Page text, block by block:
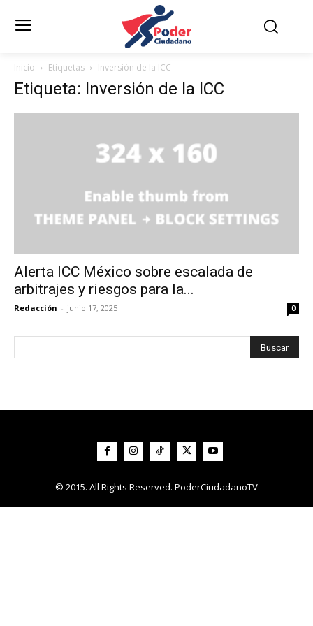
Inicio Etiquetas Inversión de la ICC
Etiqueta: Inversión de la ICC
Alerta ICC México sobre escalada de
arbitrajes y riesgos para la...
Redacción - junio 17, 2025 0
© 2015. All Rights Reserved. PoderCiudadanoTV